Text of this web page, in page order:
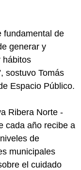
fundamental de
generar y
hábitos
sostuvo Tomás
Espacio Público.
Ribera Norte -
cada año recibe a
de
municipales
el cuidado